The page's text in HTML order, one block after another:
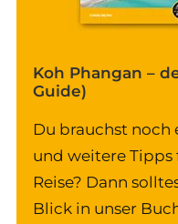
Koh Phangan –
Guide)
Du brauchst noch
und weitere Tipps
Reise? Dann
Blick in unser